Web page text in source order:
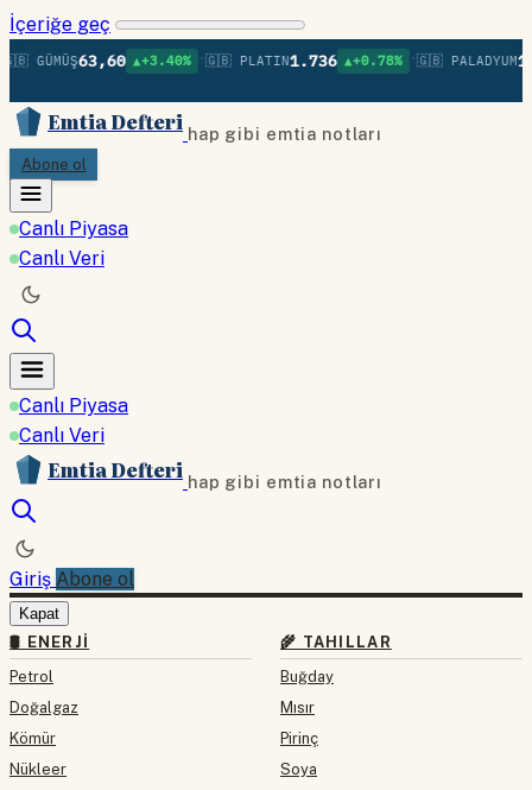
İçeriğe geç
GÜMÜŞ63,60 ▲+3.40% •🇬🇧 PLATIN1.736 ▲+0.78% •🇬🇧 PALADYUM
Emtia Defteri hap gibi emtia notları
Abone ol
Canlı Piyasa
Canlı Veri
Canlı Piyasa
Canlı Veri
Emtia Defteri hap gibi emtia notları
Giriş Abone ol
Kapat
🛢 ENERJI
Petrol
Doğalgaz
Kömür
Nükleer
🌾 TAHILLAR
Buğday
Mısır
Pirinç
Soya